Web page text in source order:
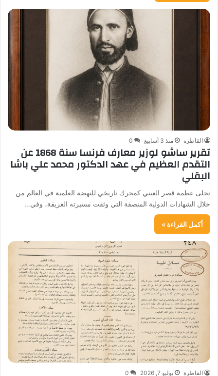
القاطرة منذ 3 أسابيع 0
​تقرير ساشو لوزير معارف فرنسا سنة 1868 عن
التقدم العظيم في عهد الدكتور محمد علي باشا
البقلي
تجلى عظمة قصر العيني كمحرك تاريخي للنهضة العلمية في العالم من
خلال الشهادات الدولية المنصفة التي وثقت مسيرته العريقة، وفي…
أكمل القراءة »
القاطرة يوليو 7, 2026 0